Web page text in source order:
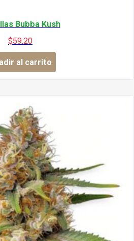
Bubba Kush
$59.20
al carrito